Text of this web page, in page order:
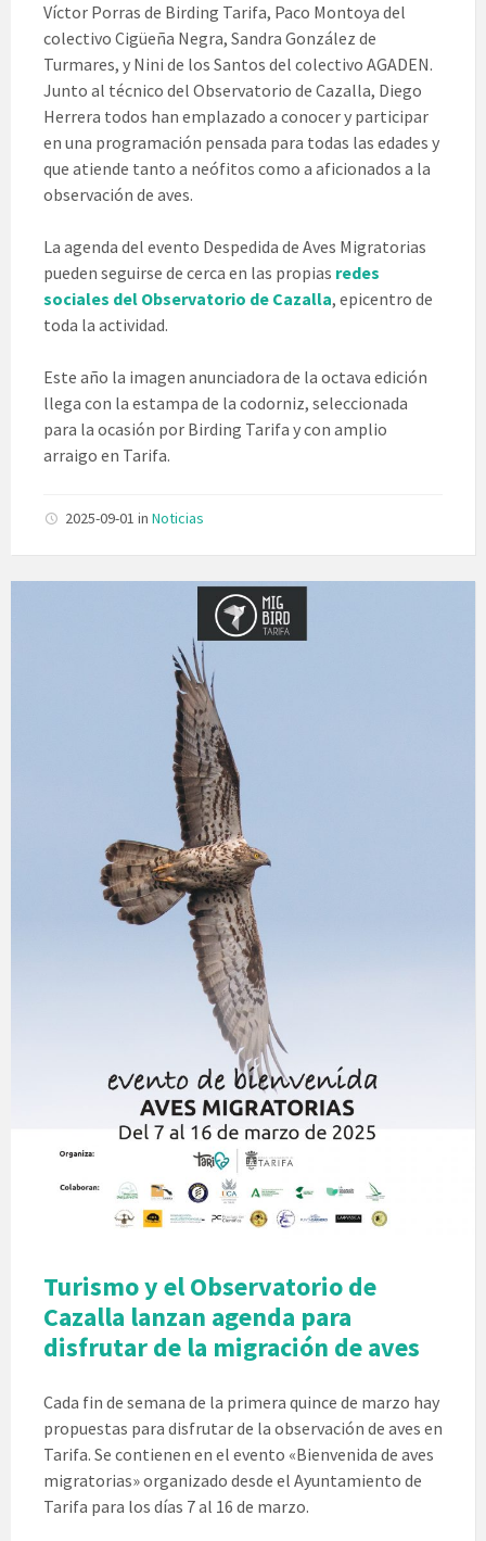
Víctor Porras de Birding Tarifa, Paco Montoya del
colectivo Cigüeña Negra, Sandra González de
Turmares, y Nini de los Santos del colectivo AGADEN.
Junto al técnico del Observatorio de Cazalla, Diego
Herrera todos han emplazado a conocer y participar
en una programación pensada para todas las edades y
que atiende tanto a neófitos como a aficionados a la
observación de aves.
La agenda del evento Despedida de Aves Migratorias
pueden seguirse de cerca en las propias redes
sociales del Observatorio de Cazalla, epicentro de
toda la actividad.
Este año la imagen anunciadora de la octava edición
llega con la estampa de la codorniz, seleccionada
para la ocasión por Birding Tarifa y con amplio
arraigo en Tarifa.
2025-09-01 in Noticias
Turismo y el Observatorio de
Cazalla lanzan agenda para
disfrutar de la migración de aves
Cada fin de semana de la primera quince de marzo hay
propuestas para disfrutar de la observación de aves en
Tarifa. Se contienen en el evento «Bienvenida de aves
migratorias» organizado desde el Ayuntamiento de
Tarifa para los días 7 al 16 de marzo.